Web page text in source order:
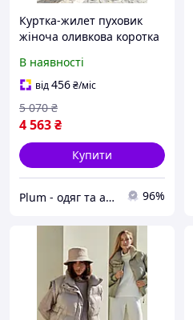
Куртка-жилет пуховик
жіноча оливкова коротка
В наявності
від456₴/міс
4 563₴
5 070 ₴
Купити
Plum - одяг та аксесуари 96%